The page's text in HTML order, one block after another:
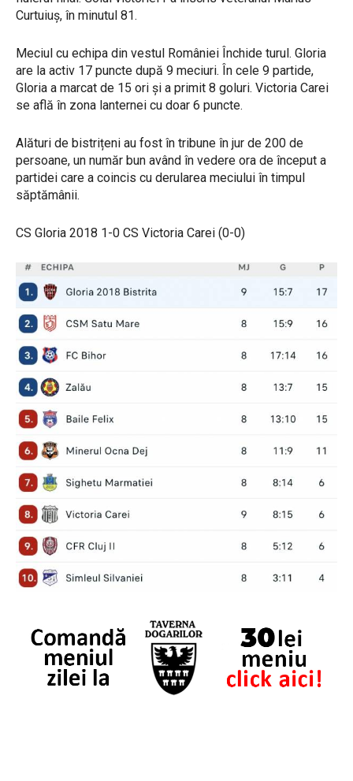
Curtuiuș, în minutul 81.
Meciul cu echipa din vestul României Închide turul. Gloria
are la activ 17 puncte după 9 meciuri. În cele 9 partide,
Gloria a marcat de 15 ori și a primit 8 goluri. Victoria Carei
se află în zona lanternei cu doar 6 puncte.
Alături de bistrițeni au fost în tribune în jur de 200 de
persoane, un număr bun având în vedere ora de început a
partidei care a coincis cu derularea meciului în timpul
săptămânii.
CS Gloria 2018 1-0 CS Victoria Carei (0-0)